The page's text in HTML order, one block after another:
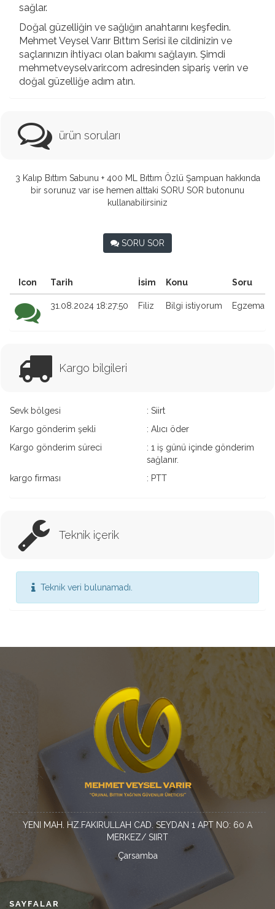
sağlar.
Doğal güzelliğin ve sağlığın anahtarını keşfedin.
Mehmet Veysel Varır Bıttım Serisi ile cildinizin ve
saçlarınızın ihtiyacı olan bakımı sağlayın. Şimdi
mehmetveyselvarir.com adresinden sipariş verin ve
doğal güzelliğe adım atın.
ürün soruları
3 Kalıp Bıttım Sabunu + 400 ML Bıttım Özlü Şampuan hakkında
bir sorunuz var ise hemen alttaki SORU SOR butonunu
kullanabilirsiniz
SORU SOR
Icon Tarih İsim Konu Soru
31.08.2024 18:27:50 Filiz Bilgi istiyorum Egzema
Kargo bilgileri
Sevk bölgesi
: Siirt
Kargo gönderim şekli
: Alıcı öder
Kargo gönderim süreci
: 1 iş günü içinde gönderim
sağlanır.
kargo firması
: PTT
Teknik içerik
Teknik veri bulunamadı.
YENI MAH. HZ.FAKIRULLAH CAD. SEYDAN 1 APT NO: 60 A
MERKEZ/ SIIRT
Çarsamba
SAYFALAR